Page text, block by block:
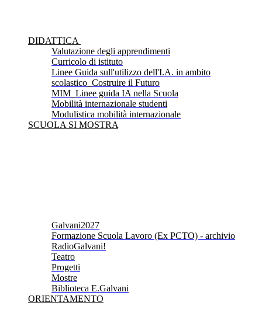
DIDATTICA
Valutazione degli apprendimenti
Curricolo di istituto
Linee Guida sull'utilizzo dell'I.A. in ambito
scolastico_Costruire il Futuro
MIM_Linee guida IA nella Scuola
Mobilità internazionale studenti
Modulistica mobilità internazionale
SCUOLA SI MOSTRA
Galvani2027
Formazione Scuola Lavoro (Ex PCTO) - archivio
RadioGalvani!
Teatro
Progetti
Mostre
Biblioteca E.Galvani
ORIENTAMENTO